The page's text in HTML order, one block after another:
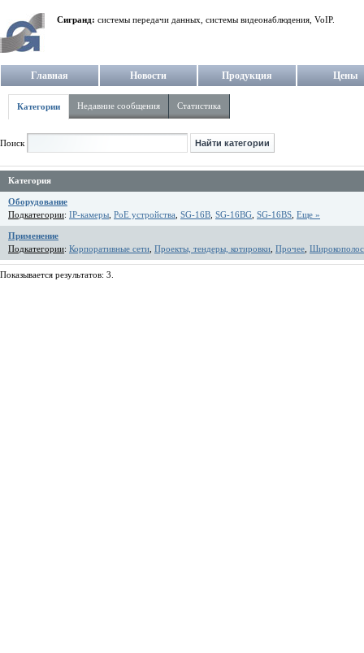
Сигранд: системы передачи данных, системы видеонаблюдения, VoIP.
Главная Новости Продукция Цены
Категории Недавние сообщения Статистика
Поиск
Категория
Оборудование
Подкатегории: IP-камеры PoE устройства SG-16B SG-16BG SG-16BS Еще »
Применение
Подкатегории: Корпоративные сети Проекты, тендеры, котировки Прочее
Показывается результатов: 3.